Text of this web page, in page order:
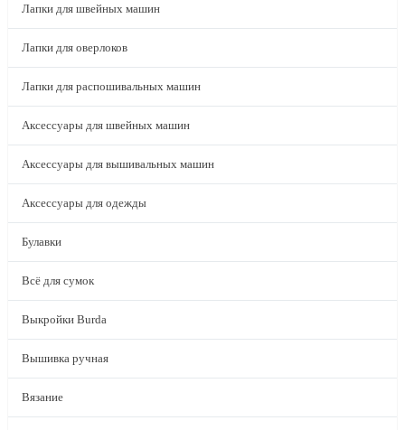
Лапки для швейных машин
Лапки для оверлоков
Лапки для распошивальных машин
Аксессуары для швейных машин
Аксессуары для вышивальных машин
Аксессуары для одежды
Булавки
Всё для сумок
Выкройки Burda
Вышивка ручная
Вязание